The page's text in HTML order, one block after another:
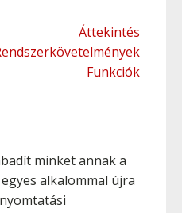
Áttekintés
Funkciók
minket annak a
alkalommal újra